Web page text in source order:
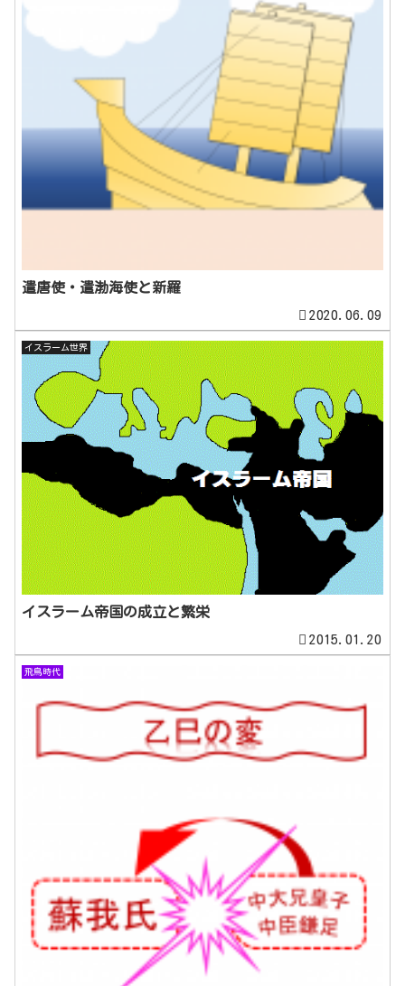
遣唐使・遣渤海使と新羅
2020.06.09
イスラーム世界
イスラーム帝国の成立と繁栄
2015.01.20
飛鳥時代